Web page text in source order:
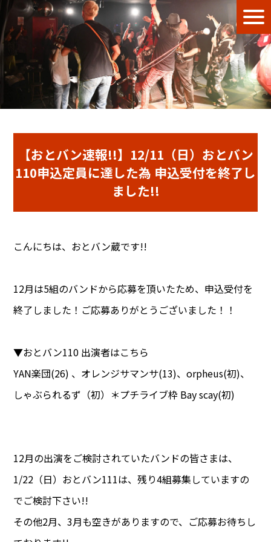
【おとバン速報!!】12/11（日）おとバン
110申込定員に達した為 申込受付を終了し
ました!!
こんにちは、おとバン蔵です!!
12月は5組のバンドから応募を頂いたため、申込受付を
終了しました！ご応募ありがとうございました！！
▼おとバン110 出演者はこちら
YAN楽団(26) 、オレンジサマンサ(13)、orpheus(初)、
しゃぶられるず（初）＊プチライブ枠 Bay scay(初)
12月の出演をご検討されていたバンドの皆さまは、
1/22（日）おとバン111は、残り4組募集していますの
でご検討下さい!!
その他2月、3月も空きがありますので、ご応募お待ちし